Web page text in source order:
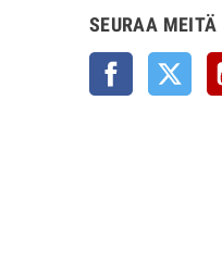
SEURAA MEITÄ
Facebook